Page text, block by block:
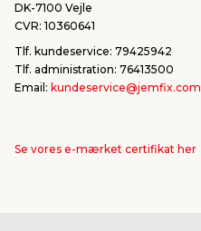
DK-7100 Vejle
CVR: 10360641
Tlf. kundeservice: 79425942
Tlf. administration: 76413500
Email: kundeservice@jemfix.com
Se vores e-mærket certifikat her